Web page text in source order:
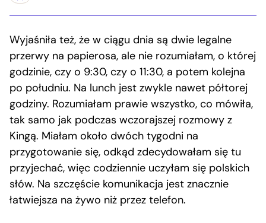
Wyjaśniła też, że w ciągu dnia są dwie legalne
przerwy na papierosa, ale nie rozumiałam, o której
godzinie, czy o 9:30, czy o 11:30, a potem kolejna
po południu. Na lunch jest zwykle nawet półtorej
godziny. Rozumiałam prawie wszystko, co mówiła,
tak samo jak podczas wczorajszej rozmowy z
Kingą. Miałam około dwóch tygodni na
przygotowanie się, odkąd zdecydowałam się tu
przyjechać, więc codziennie uczyłam się polskich
słów. Na szczęście komunikacja jest znacznie
łatwiejsza na żywo niż przez telefon.